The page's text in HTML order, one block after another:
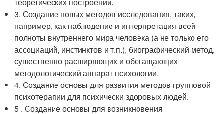
3. Создание новых методов исследования, таких,
например, как наблюдение и интерпретация всей
полноты внутреннего мира человека (а не только его
ассоциаций, инстинктов и т.п.), биографический метод,
существенно расширяющих и обогащающих
методологический аппарат психологии.
4. Создание основы для развития методов групповой
психотерапии для психически здоровых людей.
5 . Создание основы для возникновения